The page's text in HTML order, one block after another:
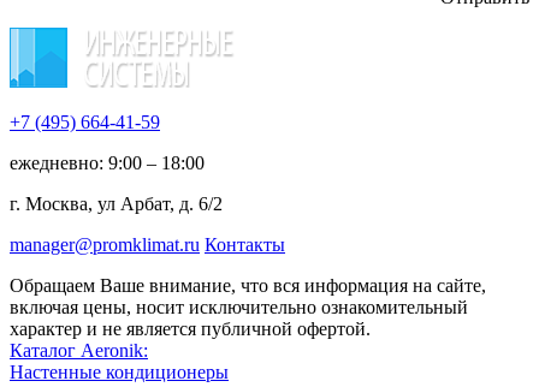
+7 (495) 664-41-59
ежедневно: 9:00 – 18:00
г. Москва, ул Арбат, д. 6/2
manager@promklimat.ru Контакты
Обращаем Ваше внимание, что вся информация на сайте,
включая цены, носит исключительно ознакомительный
характер и не является публичной офертой.
Каталог Aeronik:
Настенные кондиционеры